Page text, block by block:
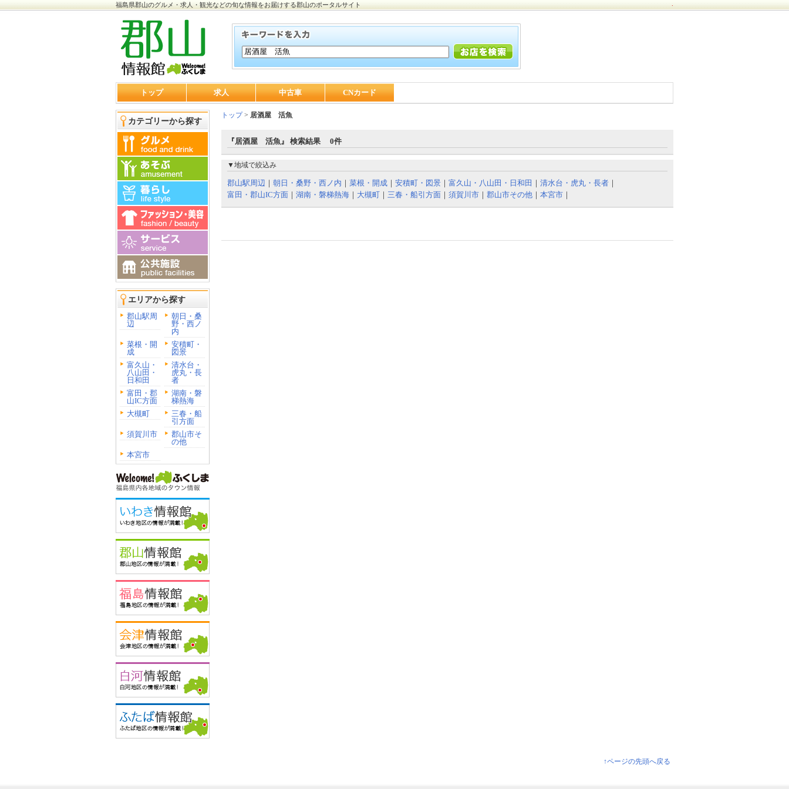
福島県郡山のグルメ・求人・観光などの旬な情報をお届けする郡山のポータルサイト
トップ 求人 中古車 CNカード
カテゴリーから探す
エリアから探す
郡山駅周
辺
朝日・桑
野・西ノ
内
菜根・開
成
安積町・
図景
富久山・
八山田・
日和田
清水台・
虎丸・長
者
富田・郡
山IC方面
湖南・磐
梯熱海
大槻町
三春・船
引方面
須賀川市
郡山市そ
の他
本宮市
トップ> 居酒屋 活魚
『居酒屋 活魚』 検索結果 0件
▼地域で絞込み
郡山駅周辺 ｜ 朝日・桑野・西ノ内 ｜ 菜根・開成 ｜ 安積町・図景 ｜ 富久山・八山田・日和田 ｜ 清水台・虎丸・長者 ｜
富田・郡山IC方面 ｜ 湖南・磐梯熱海 ｜ 大槻町 ｜ 三春・船引方面 ｜ 須賀川市 ｜ 郡山市その他 ｜ 本宮市 ｜
↑ページの先頭へ戻る